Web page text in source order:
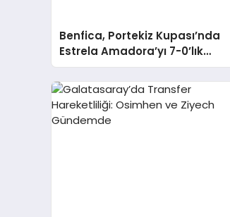
Benfica, Portekiz Kupası’nda
Estrela Amadora’yı 7-0’lık
Skorla Bozguna Uğrattı